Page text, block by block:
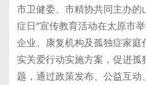
市卫健委、市精协共同主办的
症日”宣传教育活动在太原市
企业、康复机构及孤独症家庭
实关爱行动实施方案，促进孤
题，通过政策发布、公益互